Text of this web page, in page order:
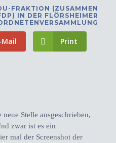
FRAKTION (ZUSAMMEN
IN DER FLÖRSHEIMER
Mail Print
Stelle ausgeschrieben,
zwar ist es ein
mal der Screenshot der